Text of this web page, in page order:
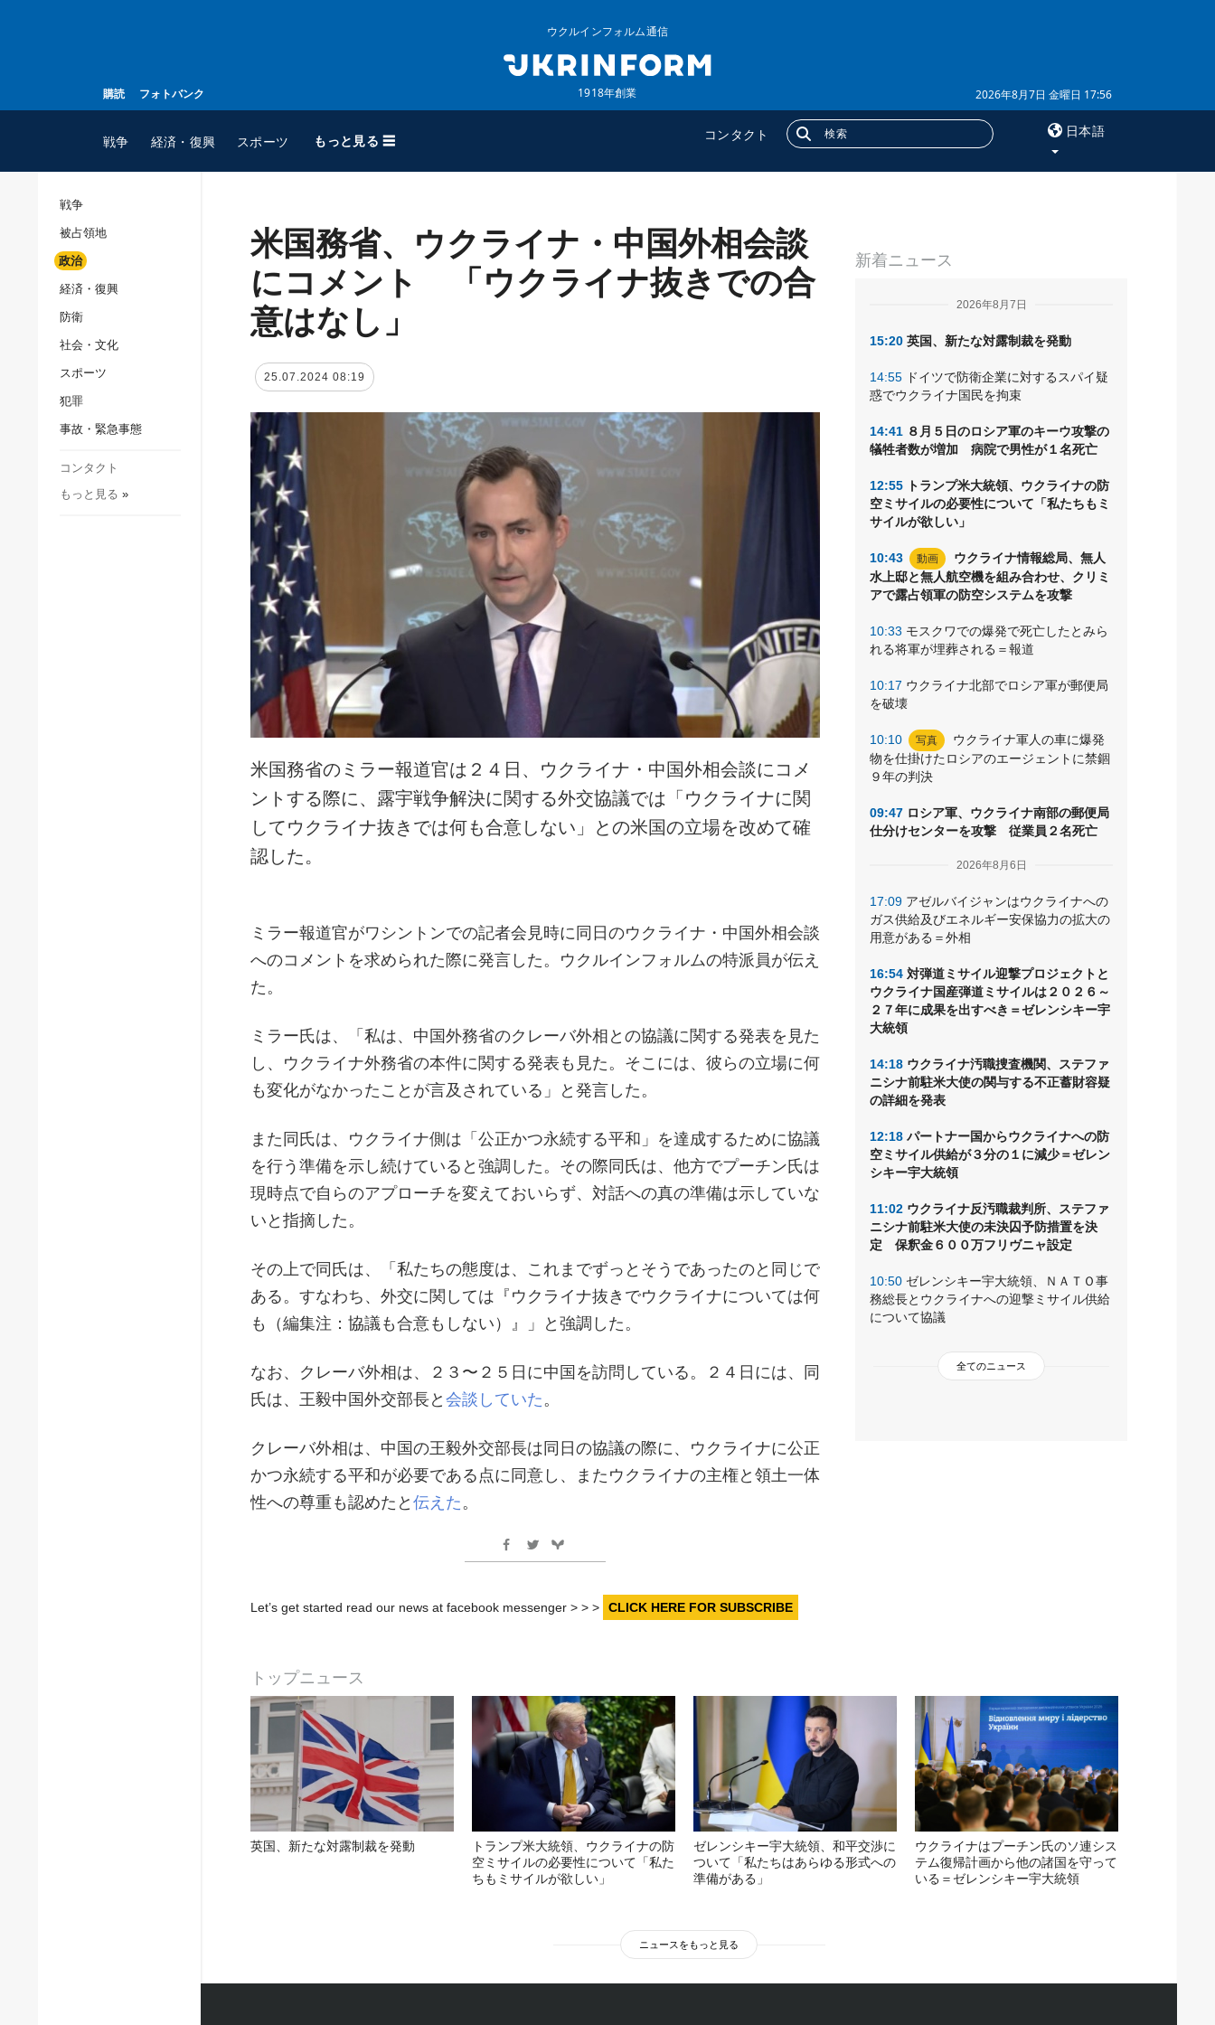
購読 フォトバンク
ウクルインフォルム通信
1918年創業 2026年8月7日 金曜日 17:56
戦争 経済・復興 スポーツ もっと見る ☰ コンタクト 日本語
スポーツ
ウクルインフォルム
ウクルインフォルムについ
て
コンタクト
追加
特集
インタビュー
購読
戦争
被占領地
政治
経済・復興
防衛
社会・文化
スポーツ
犯罪
事故・緊急事態
コンタクト
もっと見る »
新着ニュース
2026年8月7日
15:20 英国、新たな対露制裁を発動
14:55 ドイツで防衛企業に対するスパイ疑
惑でウクライナ国民を拘束
14:41 ８月５日のロシア軍のキーウ攻撃の
犠牲者数が増加 病院で男性が１名死亡
12:55 トランプ米大統領、ウクライナの防
空ミサイルの必要性について「私たちもミ
サイルが欲しい」
10:43 動画
ウクライナ情報総局、無人
水上邸と無人航空機を組み合わせ、クリミ
アで露占領軍の防空システムを攻撃
10:33 モスクワでの爆発で死亡したとみら
れる将軍が埋葬される＝報道
10:17 ウクライナ北部でロシア軍が郵便局
を破壊
10:10 写真
ウクライナ軍人の車に爆発
物を仕掛けたロシアのエージェントに禁錮
９年の判決
09:47 ロシア軍、ウクライナ南部の郵便局
仕分けセンターを攻撃 従業員２名死亡
2026年8月6日
17:09 アゼルバイジャンはウクライナへの
ガス供給及びエネルギー安保協力の拡大の
用意がある＝外相
16:54 対弾道ミサイル迎撃プロジェクトと
ウクライナ国産弾道ミサイルは２０２６～
２７年に成果を出すべき＝ゼレンシキー宇
大統領
14:18 ウクライナ汚職捜査機関、ステファ
ニシナ前駐米大使の関与する不正蓄財容疑
の詳細を発表
12:18 パートナー国からウクライナへの防
空ミサイル供給が３分の１に減少＝ゼレン
シキー宇大統領
11:02 ウクライナ反汚職裁判所、ステファ
ニシナ前駐米大使の未決囚予防措置を決
定 保釈金６００万フリヴニャ設定
10:50 ゼレンシキー宇大統領、ＮＡＴＯ事
務総長とウクライナへの迎撃ミサイル供給
について協議
全てのニュース
米国務省、ウクライナ・中国外相会談
にコメント 「ウクライナ抜きでの合
意はなし」
25.07.2024 08:19
米国務省のミラー報道官は２４日、ウクライナ・中国外相会談にコメ
ントする際に、露宇戦争解決に関する外交協議では「ウクライナに関
してウクライナ抜きでは何も合意しない」との米国の立場を改めて確
認した。
ミラー報道官がワシントンでの記者会見時に同日のウクライナ・中国外相会談
へのコメントを求められた際に発言した。ウクルインフォルムの特派員が伝え
た。
ミラー氏は、「私は、中国外務省のクレーバ外相との協議に関する発表を見た
し、ウクライナ外務省の本件に関する発表も見た。そこには、彼らの立場に何
も変化がなかったことが言及されている」と発言した。
また同氏は、ウクライナ側は「公正かつ永続する平和」を達成するために協議
を行う準備を示し続けていると強調した。その際同氏は、他方でプーチン氏は
現時点で自らのアプローチを変えておいらず、対話への真の準備は示していな
いと指摘した。
その上で同氏は、「私たちの態度は、これまでずっとそうであったのと同じで
ある。すなわち、外交に関しては『ウクライナ抜きでウクライナについては何
も（編集注：協議も合意もしない）』」と強調した。
なお、クレーバ外相は、２３〜２５日に中国を訪問している。２４日には、同
氏は、王毅中国外交部長と 会談していた 。
クレーバ外相は、中国の王毅外交部長は同日の協議の際に、ウクライナに公正
かつ永続する平和が必要である点に同意し、またウクライナの主権と領土一体
性への尊重も認めたと 伝えた 。
Let’s get started read our news at facebook messenger > > > CLICK HERE FOR SUBSCRIBE
トップニュース
英国、新たな対露制裁を発動
トランプ米大統領、ウクライナの防
空ミサイルの必要性について「私た
ちもミサイルが欲しい」
ゼレンシキー宇大統領、和平交渉に
ついて「私たちはあらゆる形式への
準備がある」
ウクライナはプーチン氏のソ連シス
テム復帰計画から他の諸国を守って
いる＝ゼレンシキー宇大統領
ニュースをもっと見る